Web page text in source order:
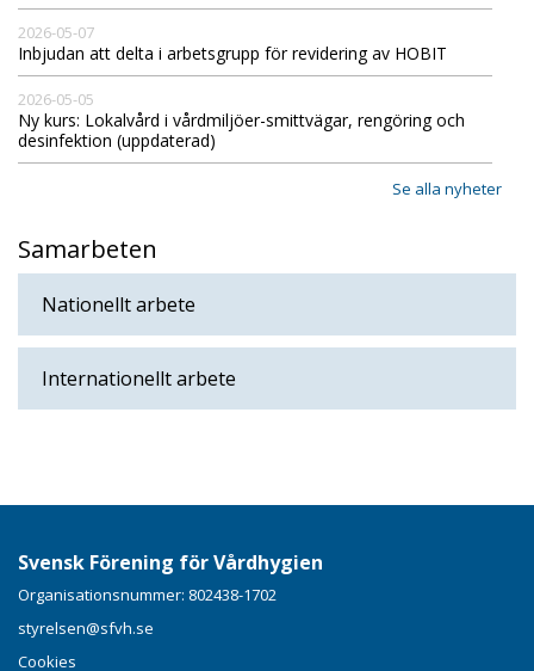
2026-05-07
Inbjudan att delta i arbetsgrupp för revidering av HOBIT
2026-05-05
Ny kurs: Lokalvård i vårdmiljöer-smittvägar, rengöring och
desinfektion (uppdaterad)
Se alla nyheter
Samarbeten
Nationellt arbete
Internationellt arbete
Svensk Förening för Vårdhygien
Organisationsnummer: 802438-1702
styrelsen@sfvh.se
Cookies